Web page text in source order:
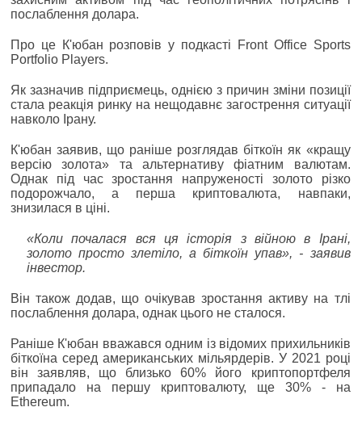
послаблення долара.
Про це К'юбан розповів у подкасті Front Office Sports
Portfolio Players.
Як зазначив підприємець, однією з причин зміни позиції
стала реакція ринку на нещодавнє загострення ситуації
навколо Ірану.
К'юбан заявив, що раніше розглядав біткоїн як «кращу
версію золота» та альтернативу фіатним валютам.
Однак під час зростання напруженості золото різко
подорожчало, а перша криптовалюта, навпаки,
знизилася в ціні.
«Коли почалася вся ця історія з війною в Ірані,
золото просто злетіло, а біткоїн упав», - заявив
інвестор.
Він також додав, що очікував зростання активу на тлі
послаблення долара, однак цього не сталося.
Раніше К'юбан вважався одним із відомих прихильників
біткоїна серед американських мільярдерів. У 2021 році
він заявляв, що близько 60% його криптопортфеля
припадало на першу криптовалюту, ще 30% - на
Ethereum.